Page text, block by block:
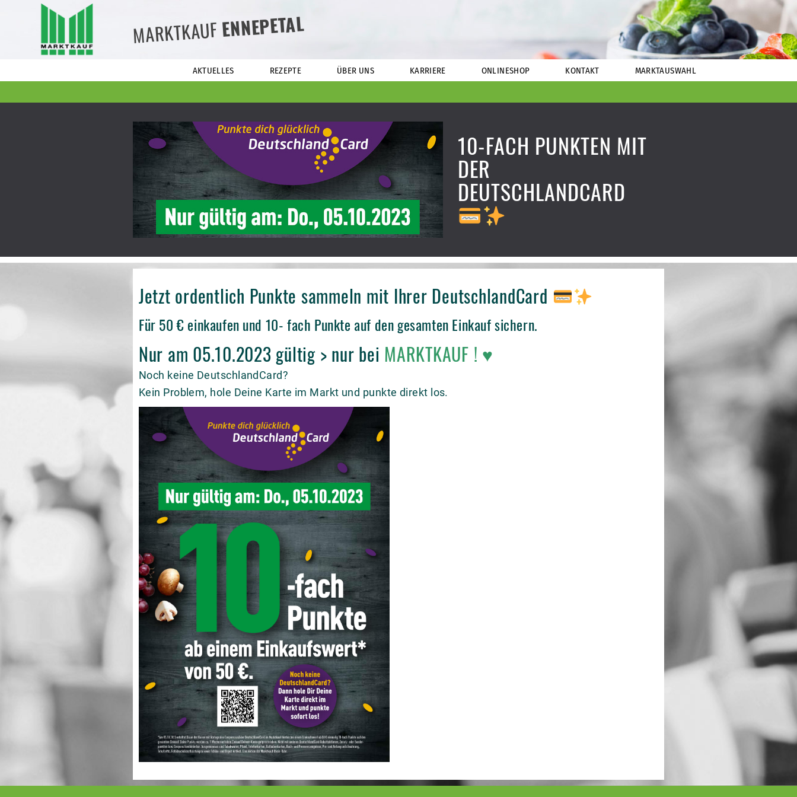
MARKTKAUFENNEPETAL
AKTUELLES REZEPTE ÜBER UNS KARRIERE ONLINESHOP KONTAKT MARKTAUSWAHL
10-FACH PUNKTEN MIT
DER
DEUTSCHLANDCARD
Jetzt ordentlich Punkte sammeln mit Ihrer DeutschlandCard
Für 50 € einkaufen und 10- fach Punkte auf den gesamten Einkauf sichern.
Nur am 05.10.2023 gültig > nur bei MARKTKAUF ! ♥
Noch keine DeutschlandCard?
Kein Problem, hole Deine Karte im Markt und punkte direkt los.